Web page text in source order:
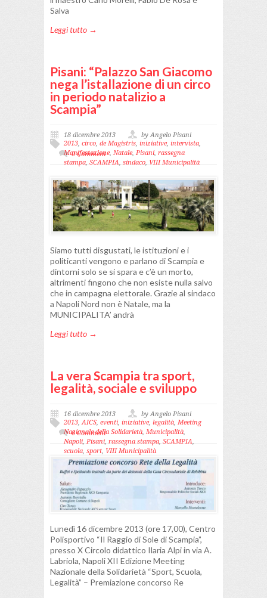
Salva
Leggi tutto →
Pisani: “Palazzo San Giacomo
nega l’istallazione di un circo
in periodo natalizio a
Scampia”
18 dicembre 2013
by Angelo Pisani
2013, circo, de Magistris, iniziative, intervista,
Manifestazione, Natale, Pisani, rassegna
stampa, SCAMPIA, sindaco, VIII Municipalità
0 Comment
Siamo tutti disgustati, le istituzioni e i
politicanti vengono e parlano di Scampia e
dintorni solo se si spara e c’è un morto,
altrimenti fingono che non esiste nulla salvo
che in campagna elettorale. Grazie al sindaco
a Napoli Nord non è Natale, ma la
MUNICIPALITA’ andrà
Leggi tutto →
La vera Scampia tra sport,
legalità, sociale e sviluppo
16 dicembre 2013
by Angelo Pisani
2013 AICS eventi iniziative, legalità Meeting
Nazionale della Solidarietà Municipalità
Napoli Pisani rassegna stampa SCAMPIA
scuola sport VIII Municipalità
0 Comment
Lunedì 16 dicembre 2013 (ore 17,00), Centro
Polisportivo “Il Raggio di Sole di Scampia”,
presso X Circolo didattico Ilaria Alpi in via A.
Labriola, Napoli XII Edizione Meeting
Nazionale della Solidarietà “Sport, Scuola,
Legalità” – Premiazione concorso Re